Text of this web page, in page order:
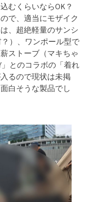
むくらいならOK？
で、適当にモザイク
、超絶軽量のサンシ
）、ワンポール型で
ストーブ（マキちゃ
」とのコラボの「着れ
るので現状は未掲
白そうな製品でし